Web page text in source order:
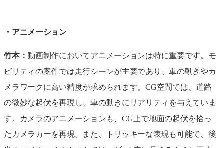
・アニメーション
竹本： 動画制作においてアニメーションは特に重要です。モ
ビリティの案件では走行シーンが主要であり、車の動きやカ
メラワークに高い精度が求められます。CG空間では、道路
の微妙な起伏を再現し、車の動きにリアリティを与えていま
す。カメラのアニメーションも、CG上で地面の起伏を拾っ
たカメラカーを再現。また、トリッキーな表現も可能で、後